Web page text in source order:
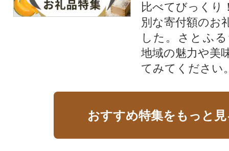
比べてびっくり
別な寄付額のお
した。さとふ
地域の魅力や美
てみてください
おすすめ特集をもっと